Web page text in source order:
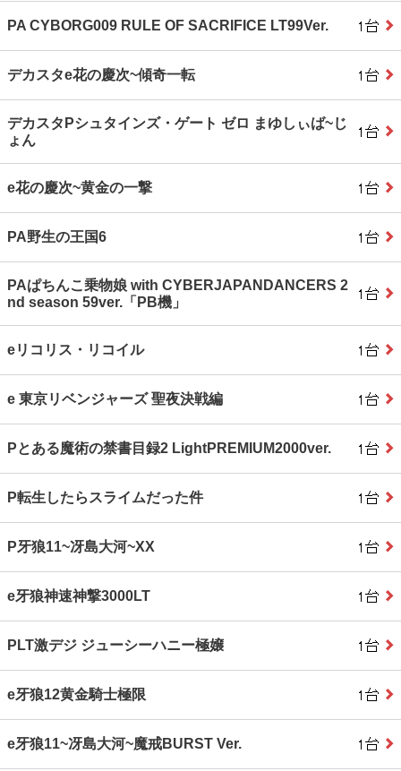
PA CYBORG009 RULE OF SACRIFICE LT99Ver.
デカスタe花の慶次~傾奇一転
デカスタPシュタインズ・ゲート ゼロ まゆしぃば~じ
ょん
e花の慶次~黄金の一撃
PA野生の王国6
PAぱちんこ乗物娘 with CYBERJAPANDANCERS 2
nd season 59ver.「PB機」
eリコリス・リコイル
e 東京リベンジャーズ 聖夜決戦編
Pとある魔術の禁書目録2 LightPREMIUM2000ver.
P転生したらスライムだった件
P牙狼11~冴島大河~XX
e牙狼神速神撃3000LT
PLT激デジ ジューシーハニー極嬢
e牙狼12黄金騎士極限
e牙狼11~冴島大河~魔戒BURST Ver.